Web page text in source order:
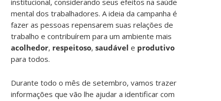
mental dos trabalhadores. A ideia da campanha é
fazer as pessoas repensarem suas relações de
trabalho e contribuírem para um ambiente mais
acolhedor, respeitoso,saudável e produtivo
para todos.
Durante todo o mês de setembro, vamos trazer
informações que vão lhe ajudar a identificar com